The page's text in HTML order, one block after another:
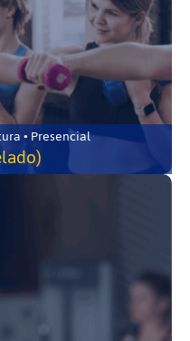
• Presencial